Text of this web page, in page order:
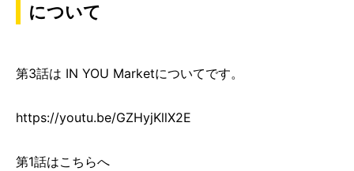
について
第3話は IN YOU Marketについてです。
https://youtu.be/GZHyjKllX2E
第1話はこちらへ